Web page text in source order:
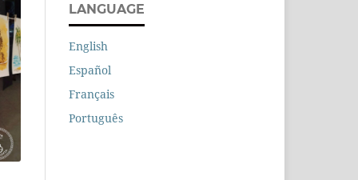
LANGUAGE
English
Español
Français
Português